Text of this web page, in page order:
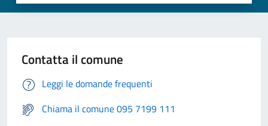
Contatta il comune
Leggi le domande frequenti
Chiama il comune 095 7199 111